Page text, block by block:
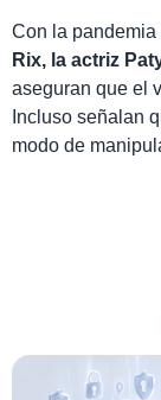
Con la
Rix, la actriz
aseguran que el
Incluso señalan
modo de